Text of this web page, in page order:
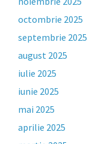
octombrie 2025
septembrie 2025
august 2025
iulie 2025
iunie 2025
mai 2025
aprilie 2025